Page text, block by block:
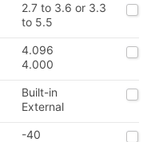
2.7 to 3.6 or 3.3
to 5.5
4.096
4.000
Built-in
External
-40